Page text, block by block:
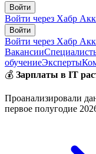
Войти
Войти через Хабр
Войти
Войти через Хабр
Вакансии
обучениеЭксперты
💰 Зарплаты в IT
Проанализировали
первое полугодие